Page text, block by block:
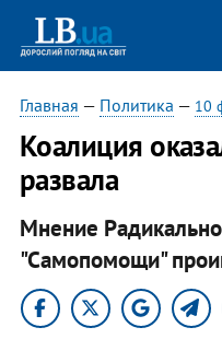
Главная — Политика — 10
Коалиция
развала
Мнение
"Самопомощи"